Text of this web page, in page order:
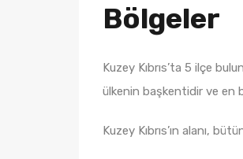
Bölgeler
Kuzey Kıbrıs’ta 5 ilçe
ülkenin başkentidir ve en
Kuzey Kıbrıs’ın alanı,